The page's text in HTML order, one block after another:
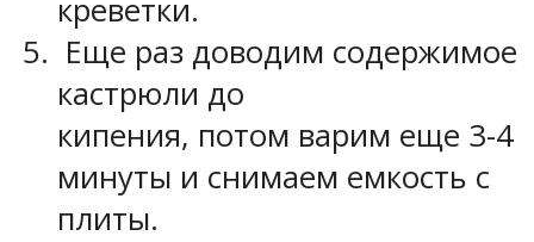
креветки.
Еще раз доводим содержимое
кастрюли до
кипения, потом варим еще 3-4
минуты и снимаем емкость с
плиты.